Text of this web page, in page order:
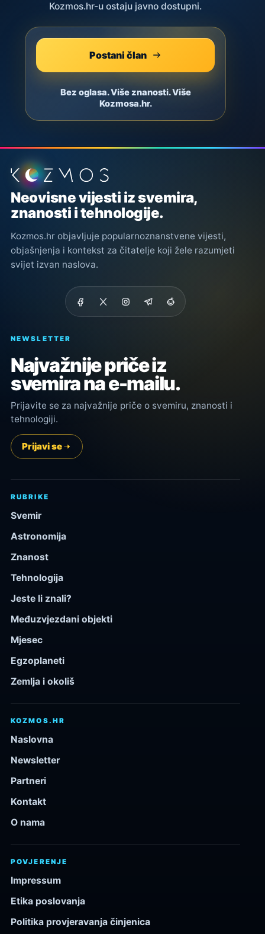
Kozmos.hr-u ostaju javno dostupni.
Postani član
Bez oglasa. Više znanosti. Više
Kozmosa.hr.
Podnožje stranice
Neovisne vijesti iz svemira,
znanosti i tehnologije.
Kozmos.hr objavljuje popularnoznanstvene vijesti,
objašnjenja i kontekst za čitatelje koji žele razumjeti
svijet izvan naslova.
NEWSLETTER
Najvažnije priče iz
svemira na e-mailu.
Prijavite se za najvažnije priče o svemiru, znanosti i
tehnologiji.
Prijavi se
RUBRIKE
Svemir
Astronomija
Znanost
Tehnologija
Jeste li znali?
Međuzvjezdani objekti
Mjesec
Egzoplaneti
Zemlja i okoliš
KOZMOS.HR
Naslovna
Newsletter
Partneri
Kontakt
O nama
POVJERENJE
Impressum
Etika poslovanja
Politika provjeravanja činjenica